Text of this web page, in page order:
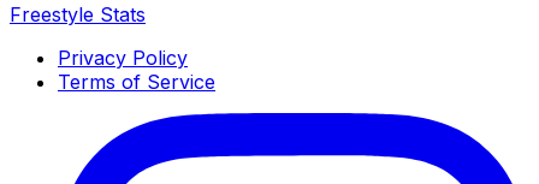
Freestyle Stats
Privacy Policy
Terms of Service